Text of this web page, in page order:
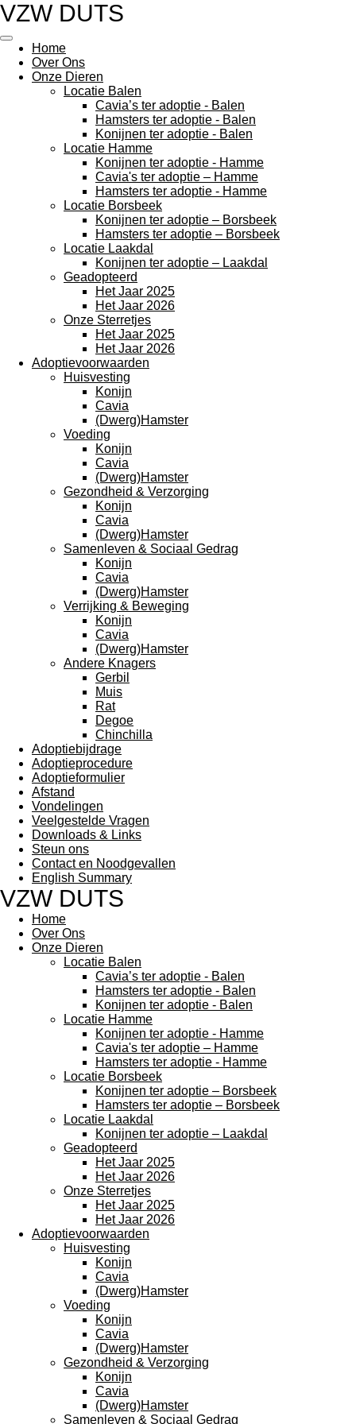
Ga
naar
hoofdinhoud
VZW DUTS
Home
Over Ons
Onze Dieren
Locatie Balen
Cavia’s ter adoptie - Balen
Hamsters ter adoptie - Balen
Konijnen ter adoptie - Balen
Locatie Hamme
Konijnen ter adoptie - Hamme
Cavia's ter adoptie – Hamme
Hamsters ter adoptie - Hamme
Locatie Borsbeek
Konijnen ter adoptie – Borsbeek
Hamsters ter adoptie – Borsbeek
Locatie Laakdal
Konijnen ter adoptie – Laakdal
Geadopteerd
Het Jaar 2025
Het Jaar 2026
Onze Sterretjes
Het Jaar 2025
Het Jaar 2026
Adoptievoorwaarden
Huisvesting
Konijn
Cavia
(Dwerg)Hamster
Voeding
Konijn
Cavia
(Dwerg)Hamster
Gezondheid & Verzorging
Konijn
Cavia
(Dwerg)Hamster
Samenleven & Sociaal Gedrag
Konijn
Cavia
(Dwerg)Hamster
Verrijking & Beweging
Konijn
Cavia
(Dwerg)Hamster
Andere Knagers
Gerbil
Muis
Rat
Degoe
Chinchilla
Adoptiebijdrage
Adoptieprocedure
Adoptieformulier
Afstand
Vondelingen
Veelgestelde Vragen
Downloads & Links
Steun ons
Contact en Noodgevallen
English Summary
VZW DUTS
Home
Over Ons
Onze Dieren
Locatie Balen
Cavia’s ter adoptie - Balen
Hamsters ter adoptie - Balen
Konijnen ter adoptie - Balen
Locatie Hamme
Konijnen ter adoptie - Hamme
Cavia's ter adoptie – Hamme
Hamsters ter adoptie - Hamme
Locatie Borsbeek
Konijnen ter adoptie – Borsbeek
Hamsters ter adoptie – Borsbeek
Locatie Laakdal
Konijnen ter adoptie – Laakdal
Geadopteerd
Het Jaar 2025
Het Jaar 2026
Onze Sterretjes
Het Jaar 2025
Het Jaar 2026
Adoptievoorwaarden
Huisvesting
Konijn
Cavia
(Dwerg)Hamster
Voeding
Konijn
Cavia
(Dwerg)Hamster
Gezondheid & Verzorging
Konijn
Cavia
(Dwerg)Hamster
Samenleven & Sociaal Gedrag